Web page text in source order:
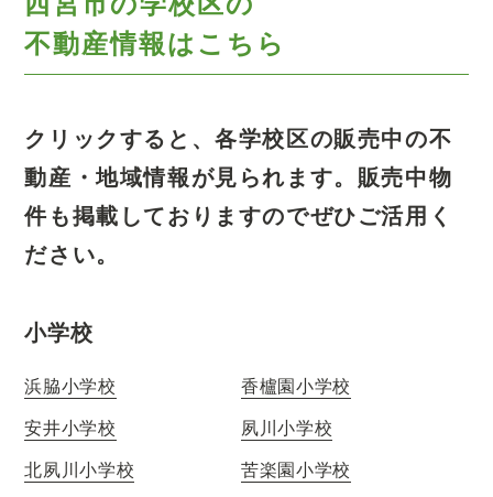
不動産情報はこちら
クリックすると、各学校区の販売中の不
動産・地域情報が見られます。 販売中物
件も掲載しておりますのでぜひご活用く
ださい。
小学校
浜脇小学校
香櫨園小学校
安井小学校
夙川小学校
北夙川小学校
苦楽園小学校